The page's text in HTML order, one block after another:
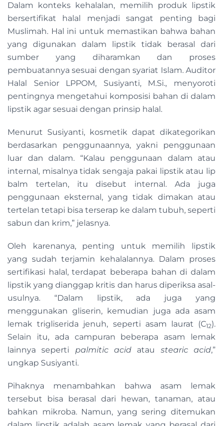
Dalam konteks kehalalan, memilih produk lipstik
bersertifikat halal menjadi sangat penting bagi
Muslimah. Hal ini untuk memastikan bahwa bahan
yang digunakan dalam lipstik tidak berasal dari
sumber yang diharamkan dan proses
pembuatannya sesuai dengan syariat Islam. Auditor
Halal Senior LPPOM, Susiyanti, M.Si., menyoroti
pentingnya mengetahui komposisi bahan di dalam
lipstik agar sesuai dengan prinsip halal.
Menurut Susiyanti, kosmetik dapat dikategorikan
berdasarkan penggunaannya, yakni penggunaan
luar dan dalam. “Kalau penggunaan dalam atau
internal, misalnya tidak sengaja pakai lipstik atau lip
balm tertelan, itu disebut internal. Ada juga
penggunaan eksternal, yang tidak dimakan atau
tertelan tetapi bisa terserap ke dalam tubuh, seperti
sabun dan krim,” jelasnya.
Oleh karenanya, penting untuk memilih lipstik
yang sudah terjamin kehalalannya. Dalam proses
sertifikasi halal, terdapat beberapa bahan di dalam
lipstik yang dianggap kritis dan harus diperiksa asal-
usulnya. “Dalam lipstik, ada juga yang
menggunakan gliserin, kemudian juga ada asam
lemak trigliserida jenuh, seperti asam laurat (C12).
Selain itu, ada campuran beberapa asam lemak
lainnya seperti palmitic acid atau stearic acid,”
ungkap Susiyanti.
Pihaknya menambahkan bahwa asam lemak
tersebut bisa berasal dari hewan, tanaman, atau
bahkan mikroba. Namun, yang sering ditemukan